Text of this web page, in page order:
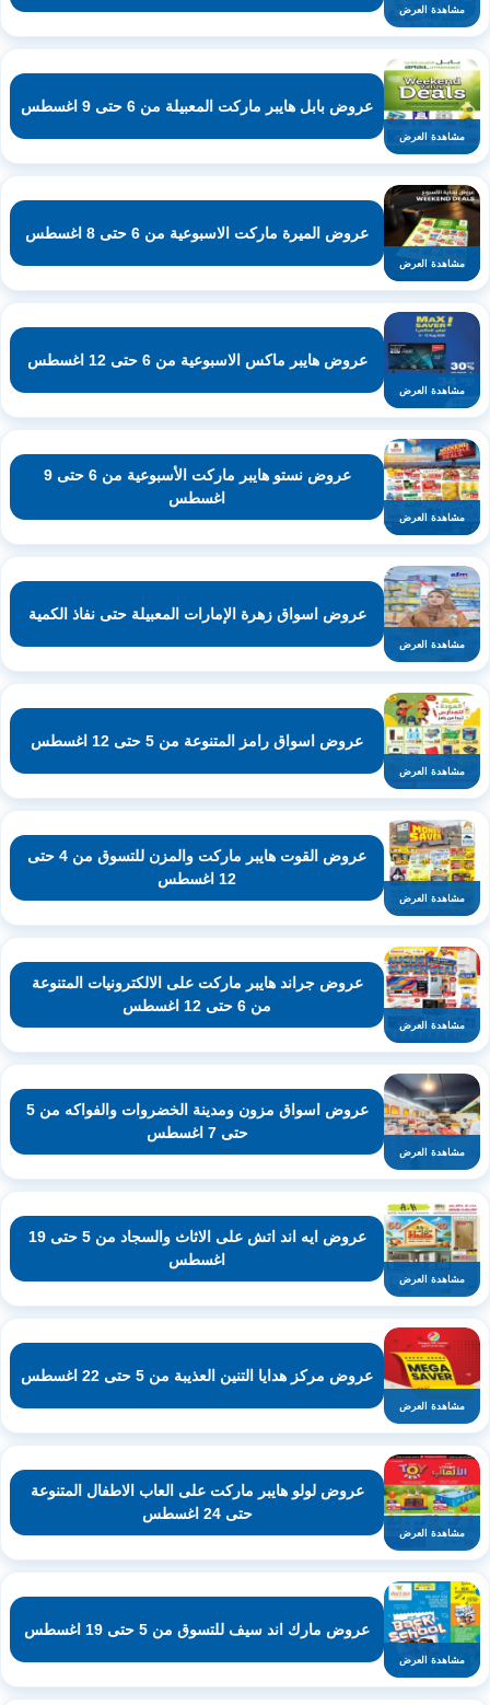
مشاهدة العرض
مشاهدة العرض
عروض بابل هايبر ماركت المعبيلة من 6 حتى 9 اغسطس
مشاهدة العرض
عروض الميرة ماركت الاسبوعية من 6 حتى 8 اغسطس
مشاهدة العرض
عروض هايبر ماكس الاسبوعية من 6 حتى 12 اغسطس
مشاهدة العرض
عروض نستو هايبر ماركت الأسبوعية من 6 حتى 9
اغسطس
مشاهدة العرض
عروض اسواق زهرة الإمارات المعبيلة حتى نفاذ الكمية
مشاهدة العرض
عروض اسواق رامز المتنوعة من 5 حتى 12 اغسطس
مشاهدة العرض
عروض القوت هايبر ماركت والمزن للتسوق من 4 حتى
12 اغسطس
مشاهدة العرض
عروض جراند هايبر ماركت على الالكترونيات المتنوعة
من 6 حتى 12 اغسطس
مشاهدة العرض
عروض اسواق مزون ومدينة الخضروات والفواكه من 5
حتى 7 اغسطس
مشاهدة العرض
عروض ايه اند اتش على الاثاث والسجاد من 5 حتى 19
اغسطس
مشاهدة العرض
عروض مركز هدايا التنين العذيبة من 5 حتى 22 اغسطس
مشاهدة العرض
عروض لولو هايبر ماركت على العاب الاطفال المتنوعة
حتى 24 اغسطس
مشاهدة العرض
عروض مارك اند سيف للتسوق من 5 حتى 19 اغسطس